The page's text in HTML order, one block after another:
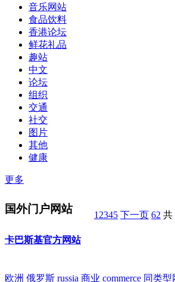
音乐网站
食品饮料
香港论坛
鲜花礼品
趣站
中文
论坛
组织
交通
社交
图片
其他
健康
更多
国外门户网站 1 2345 下一页 62 共
卡巴斯基官方网站
欧洲 俄罗斯 russia 商业 commerce 同类型